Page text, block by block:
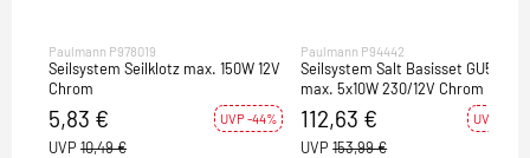
Paulmann P978019
Seilsystem Seilklotz max. 150W 12V
Chrom
5,83 € UVP -44%
UVP 10,49 €
Paulmann P94442
Seilsystem Salt Basisset GU5,3
max. 5x10W 230/12V Chrom matt
112,63 € UVP -27%
UVP 153,99 €